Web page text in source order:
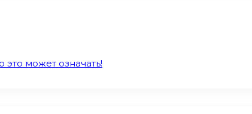
это может означать!